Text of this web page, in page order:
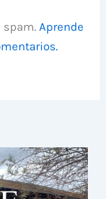
spam. Aprende